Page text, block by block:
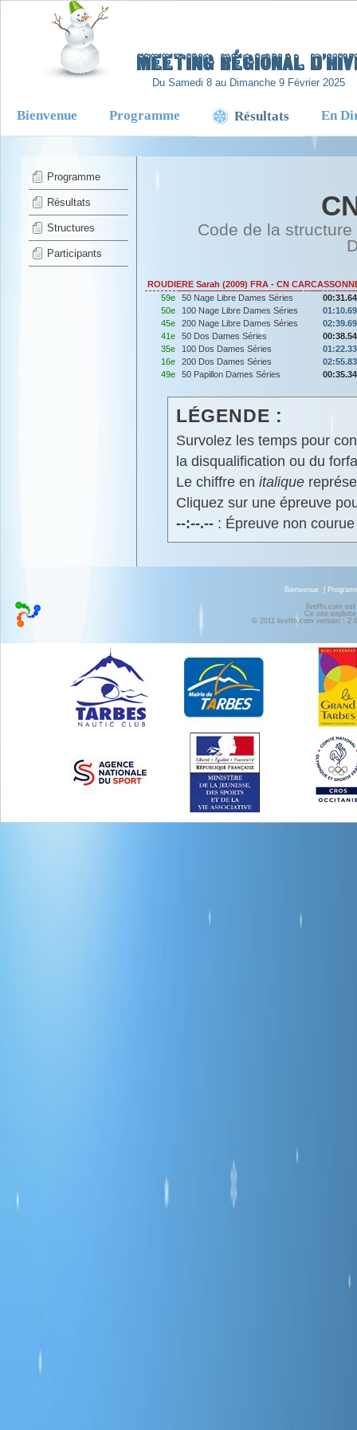
Meeting Régional
Du Samedi 8 au Dimanche 9 Février 2025
Bienvenue Programme Résultats En
Programme
Résultats
Structures
Participants
Code de la
ROUDIERE Sarah (2009) FRA - CN
59e
50 Nage Libre Dames Séries
00:31.64
50e
100 Nage Libre Dames Séries
01:10.69
45e
200 Nage Libre Dames Séries
02:39.69
41e
50 Dos Dames Séries
00:38.54
35e
100 Dos Dames Séries
01:22.33
16e
200 Dos Dames Séries
02:55.83
49e
50 Papillon Dames Séries 00:35.34
LÉGENDE :
Survolez les temps pour
la disqualification ou du
Le chiffre en italique
Cliquez sur une épreuve
--:--.--: Épreuve non
Bienvenue
liveffn.com
Ce site
© 2011 liveffn.com version :